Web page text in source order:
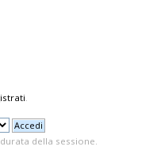
.
della sessione.